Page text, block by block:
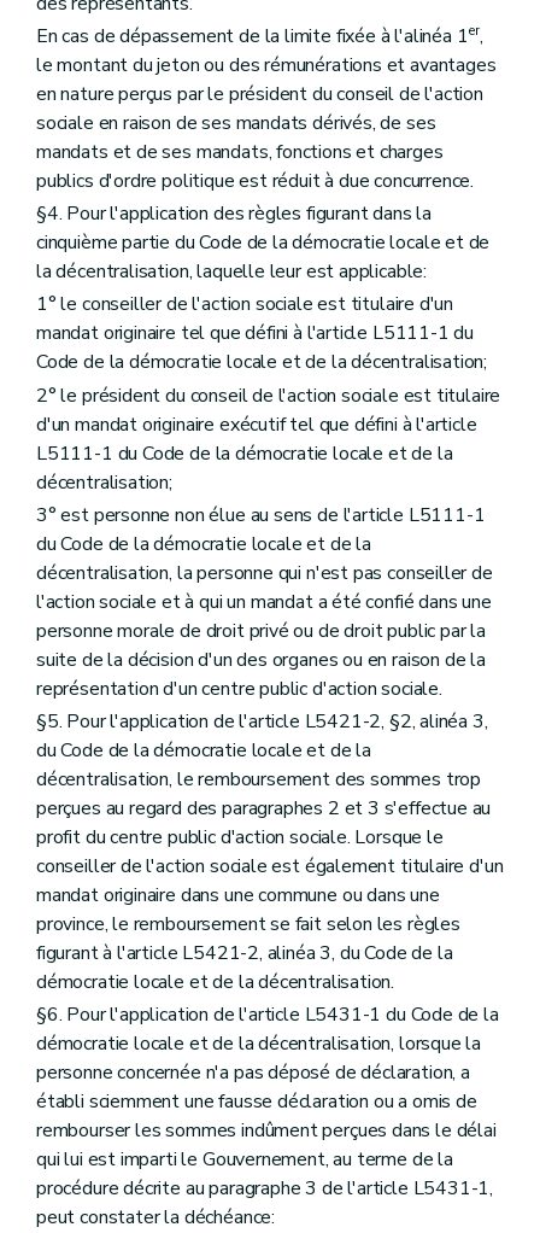
En cas de dépassement de la limite fixée à l'alinéa 1er,
le montant du jeton ou des rémunérations et avantages
en nature perçus par le président du conseil de l'action
sociale en raison de ses mandats dérivés, de ses
mandats et de ses mandats, fonctions et charges
publics d'ordre politique est réduit à due concurrence.
§4. Pour l'application des règles figurant dans la
cinquième partie du Code de la démocratie locale et de
la décentralisation, laquelle leur est applicable:
1° le conseiller de l'action sociale est titulaire d'un
mandat originaire tel que défini à l'article L5111-1 du
Code de la démocratie locale et de la décentralisation;
2° le président du conseil de l'action sociale est titulaire
d'un mandat originaire exécutif tel que défini à l'article
L5111-1 du Code de la démocratie locale et de la
décentralisation;
3° est personne non élue au sens de l'article L5111-1
du Code de la démocratie locale et de la
décentralisation, la personne qui n'est pas conseiller de
l'action sociale et à qui un mandat a été confié dans une
personne morale de droit privé ou de droit public par la
suite de la décision d'un des organes ou en raison de la
représentation d'un centre public d'action sociale.
§5. Pour l'application de l'article L5421-2, §2, alinéa 3,
du Code de la démocratie locale et de la
décentralisation, le remboursement des sommes trop
perçues au regard des paragraphes 2 et 3 s'effectue au
profit du centre public d'action sociale. Lorsque le
conseiller de l'action sociale est également titulaire d'un
mandat originaire dans une commune ou dans une
province, le remboursement se fait selon les règles
figurant à l'article L5421-2, alinéa 3, du Code de la
démocratie locale et de la décentralisation.
§6. Pour l'application de l'article L5431-1 du Code de la
démocratie locale et de la décentralisation, lorsque la
personne concernée n'a pas déposé de déclaration, a
établi sciemment une fausse déclaration ou a omis de
rembourser les sommes indûment perçues dans le délai
qui lui est imparti le Gouvernement, au terme de la
procédure décrite au paragraphe 3 de l'article L5431-1,
peut constater la déchéance: